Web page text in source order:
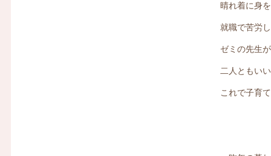
晴れ着に身
就職で苦労
ゼミの先生
二人ともい
これで子育